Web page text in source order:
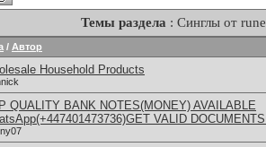
Темы раздела : Синглы от
/ Автор
Household Products
QUALITY BANK NOTES(MONEY) AVAILABLE
VALID